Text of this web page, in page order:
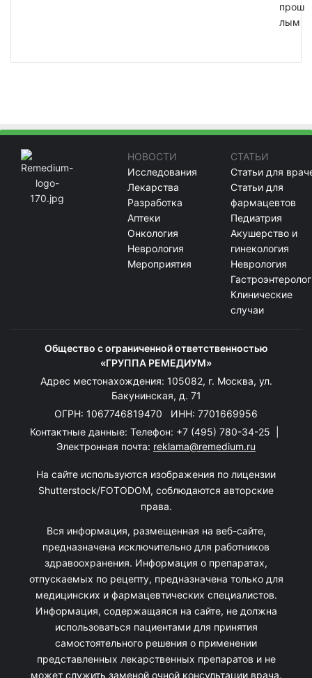
прош
лым
НОВОСТИ
Исследования
Лекарства
Разработка
Аптеки
Онкология
Неврология
Мероприятия
СТАТЬИ
Статьи для
Статьи для
фармацевтов
Педиатрия
Акушерство и
гинекология
Неврология
Клинические
случаи
Общество с ограниченной ответственностью
«ГРУППА РЕМЕДИУМ»
Адрес местонахождения: 105082, г. Москва, ул.
Бакунинская, д. 71
ОГРН: 1067746819470 ИНН: 7701669956
Контактные данные: Телефон: +7 (495) 780-34-25
Электронная почта: reklama@remedium.ru
На сайте используются изображения по лицензии
Shutterstock/FOTODOM, соблюдаются авторские
права.
Вся информация, размещенная на веб-сайте,
предназначена исключительно для работников
здравоохранения. Информация о препаратах,
отпускаемых по рецепту, предназначена только для
медицинских и фармацевтических специалистов.
Информация, содержащаяся на сайте, не должна
использоваться пациентами для принятия
самостоятельного решения о применении
представленных лекарственных препаратов и не
может служить заменой очной консультации врача.